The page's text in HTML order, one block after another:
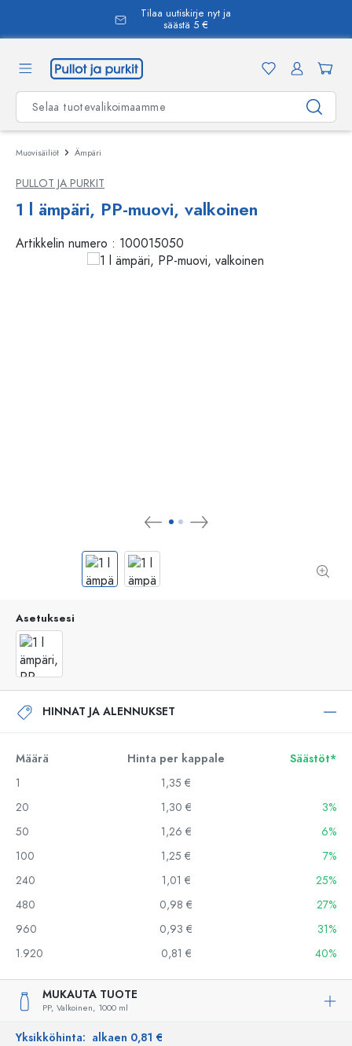
Tilaa uutiskirje nyt ja
säästä 5 €
Muovisäiliöt Ämpäri
PULLOT JA PURKIT
1 l ämpäri, PP-muovi, valkoinen
Artikkelin numero : 100015050
Asetuksesi
HINNAT JA ALENNUKSET
Määrä Hinta per kappale
Säästöt*
1
1,35 €
20
1,30 €
3%
50
1,26 €
6%
100
1,25 €
7%
240
1,01 €
25%
480
0,98 €
27%
960
0,93 €
31%
1.920
0,81 € 40%
MUKAUTA TUOTE
PP, Valkoinen, 1000 ml
Yksikköhinta: alkaen 0,81 €